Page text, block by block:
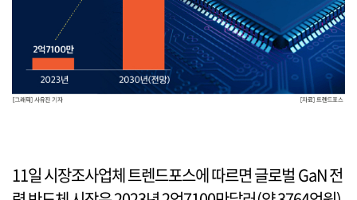
11일 시장조사업체 트렌드포스에 따르면 글로벌 GaN 전